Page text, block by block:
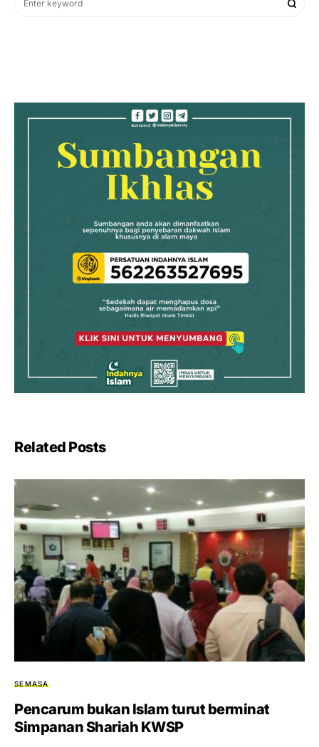
Related Posts
SEMASA
Pencarum bukan Islam turut berminat
Simpanan Shariah KWSP